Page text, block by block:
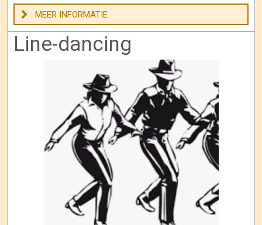
MEER INFORMATIE
Line-dancing